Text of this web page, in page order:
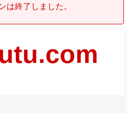
は終了しました。